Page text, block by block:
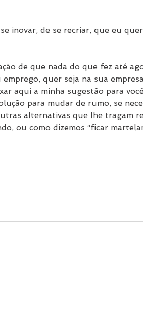
inovar, de se recriar, que eu
de que nada do que fez até
quer seja na sua
aqui a minha sugestão para
para mudar de rumo, se
alternativas que lhe tragam
ou como dizemos “ficar